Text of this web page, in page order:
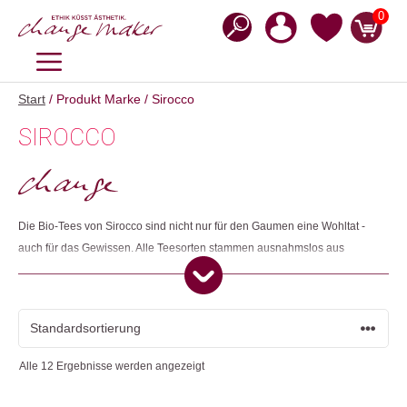
Inhalt
0
MENÜ
Start / Produkt Marke / Sirocco
SIROCCO
Die Bio-Tees von Sirocco sind nicht nur für den Gaumen eine Wohltat -
auch für das Gewissen. Alle Teesorten stammen ausnahmslos aus
kontrolliert biologischem Anbau und sind nach der Schweizer
Bioverordnung zertifiziert. Die edlen Teebeutel sind handgefertigt und
biologisch abbaubar. Sirocco ist Mitglied der gemeinnützigen
Organisation Ethical Tea Partnership, die sich für Nachhaltigkeit und faire
Alle 12 Ergebnisse werden angezeigt